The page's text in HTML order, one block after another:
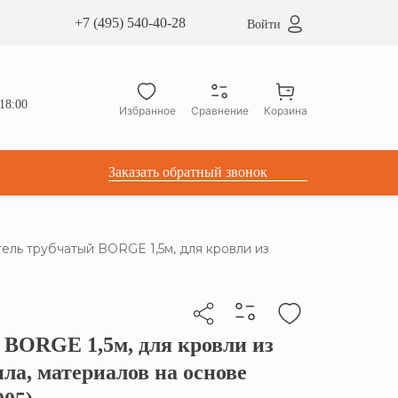
+7 (495) 540-40-28 Войти
Избранное Сравнение Корзина
лестницы ATICCO
Заказать обратный звонок
трубчатый BORGE 1,5м, для кровли из
скопировать прямую ссылку1,5м, для кровли из
материалов на основе